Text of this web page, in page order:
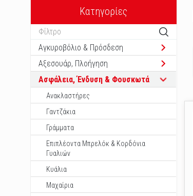
Κατηγορίες
Αγκυροβόλιο & Πρόσδεση
Αξεσουάρ, Πλοήγηση
Ασφάλεια, Ένδυση & Φουσκωτά
Ανακλαστήρες
Γαντζάκια
Γράμματα
Επιπλέοντα Μπρελόκ & Κορδόνια
Γυαλιών
Κυάλια
Μαχαίρια